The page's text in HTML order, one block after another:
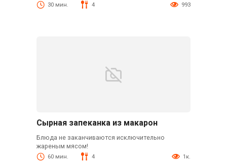
30 мин. 4 993
Сырная запеканка из макарон
Блюда не заканчиваются исключительно
жареным мясом!
60 мин. 4 1к.